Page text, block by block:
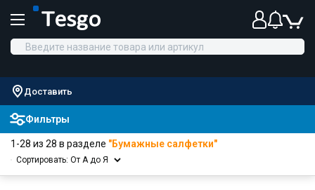
Доставить
Фильтры
1-28 из 28 в разделе "Бумажные салфетки"
Сортировать: От А до Я